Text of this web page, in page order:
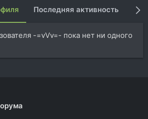
Последняя активность
-=vVv=- пока нет ни одного